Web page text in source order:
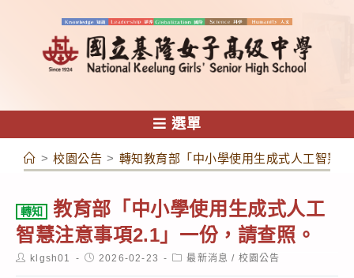
容
選單
> 校園公告 > 轉知教育部「中小學使用生成式人工智慧
轉知
教育部「中小學使用生成式人工
智慧注意事項2.1」一份，請查照。
Postklgsh01
Post2026-02-23
Post最新消息 / 校園公告